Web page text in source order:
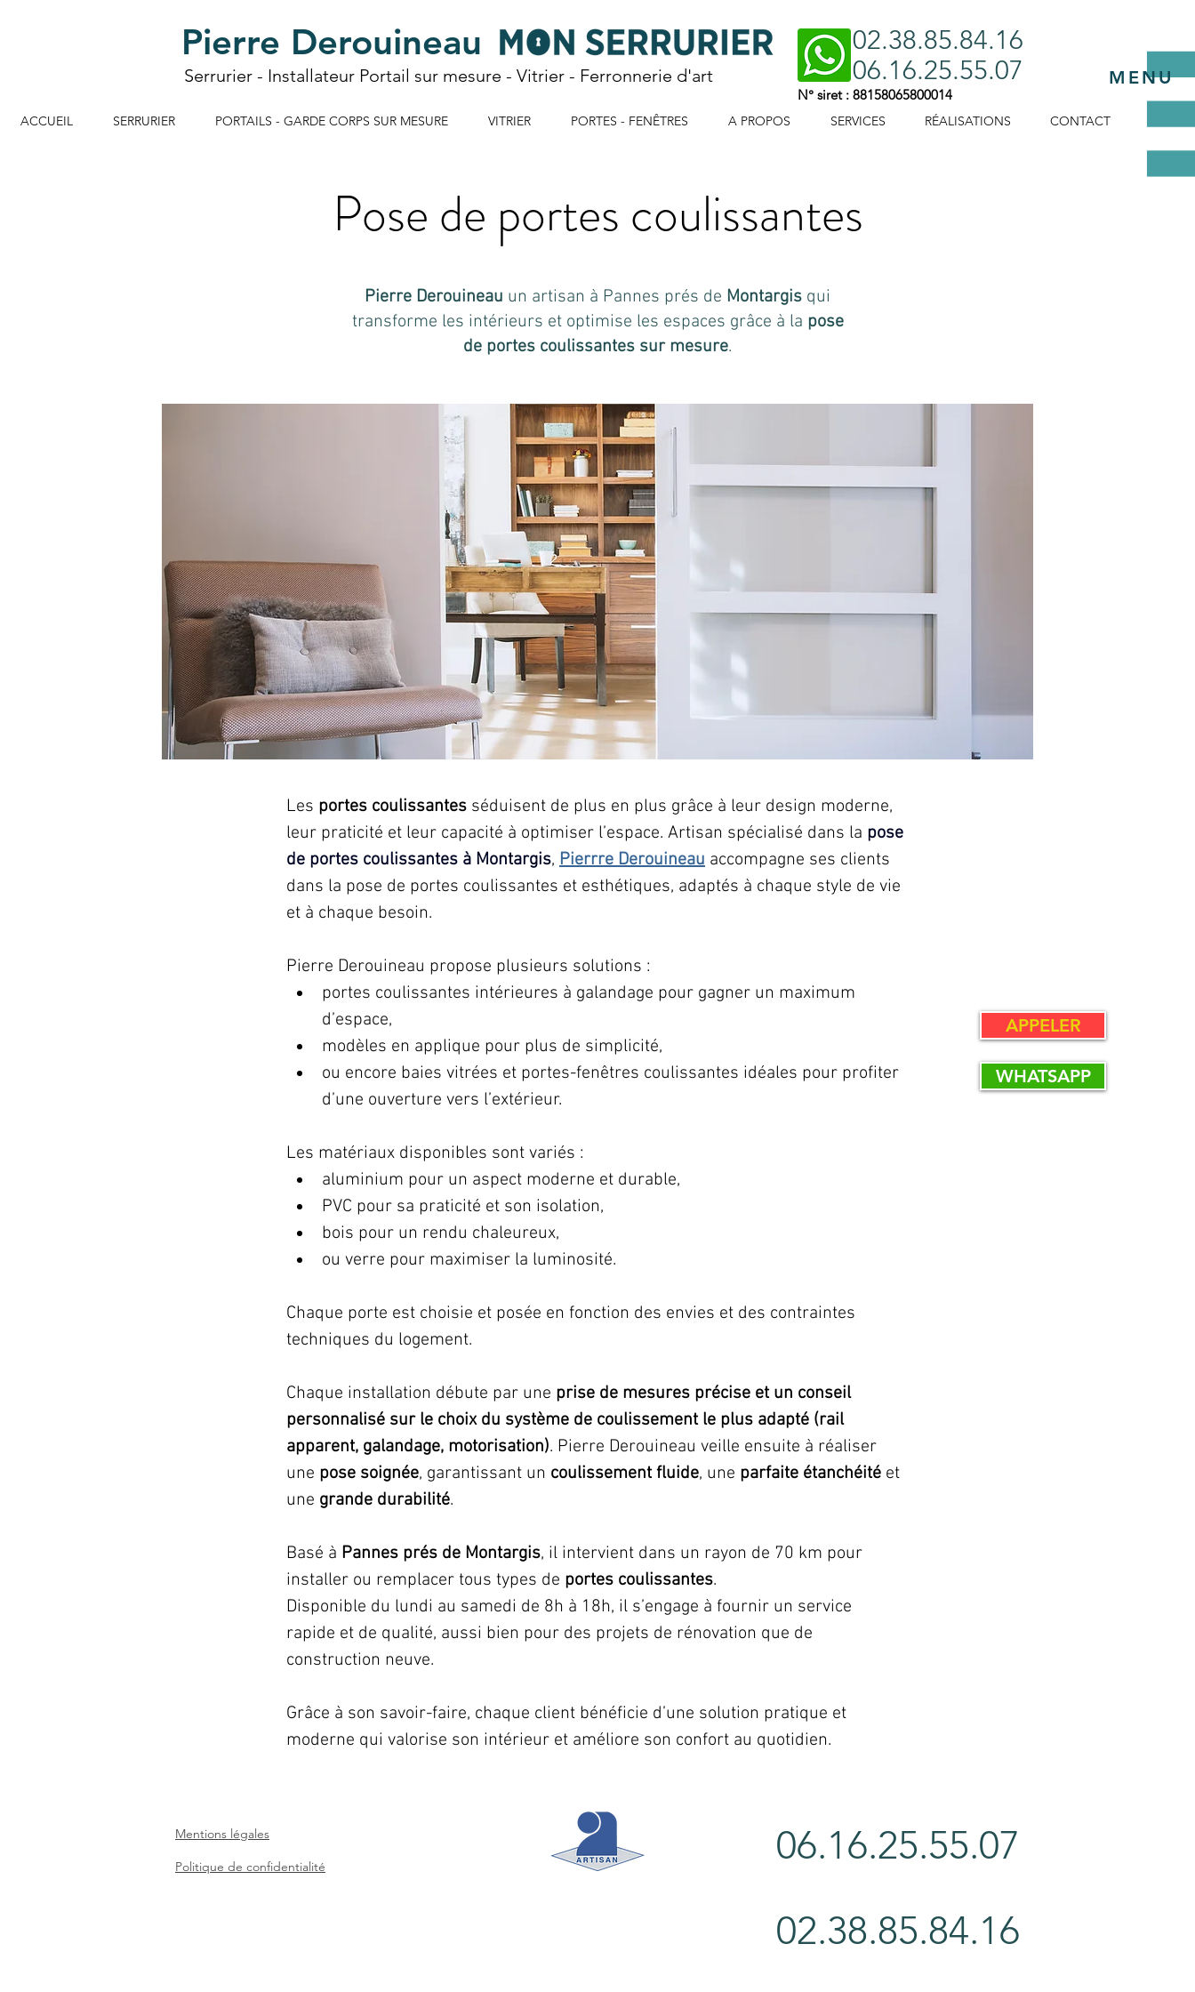
MENU
Pierre Derouineau
Serrurier - Installateur Portail sur mesure - Vitrier - Ferronnerie d'art
02.38.85.84.16
06.16.25.55.07
N° siret : 88158065800014
ACCUEIL SERRURIER PORTAILS - GARDE CORPS SUR MESURE VITRIER PORTES - FENÊTRES A PROPOS SERVICES RÉALISATIONS CONTACT
APPELER
WHATSAPP
Pose de portes coulissantes
Pierre Derouineau un artisan à Pannes prés de Montargis qui
transforme les intérieurs et optimise les espaces grâce à la pose
de portes coulissantes sur mesure.
Les portes coulissantes séduisent de plus en plus grâce à leur design moderne,
leur praticité et leur capacité à optimiser l’espace. Artisan spécialisé dans la pose
de portes coulissantes à Montargis, Pierrre Derouineau accompagne ses clients
dans la pose de portes coulissantes et esthétiques, adaptés à chaque style de vie
et à chaque besoin.
Pierre Derouineau propose plusieurs solutions :
portes coulissantes intérieures à galandage pour gagner un maximum
d’espace,
modèles en applique pour plus de simplicité,
ou encore baies vitrées et portes-fenêtres coulissantes idéales pour profiter
d’une ouverture vers l’extérieur.
Les matériaux disponibles sont variés :
aluminium pour un aspect moderne et durable,
PVC pour sa praticité et son isolation,
bois pour un rendu chaleureux,
ou verre pour maximiser la luminosité.
Chaque porte est choisie et posée en fonction des envies et des contraintes
techniques du logement.
Chaque installation débute par une prise de mesures précise et un conseil
personnalisé sur le choix du système de coulissement le plus adapté (rail
apparent, galandage, motorisation). Pierre Derouineau veille ensuite à réaliser
une pose soignée, garantissant un coulissement fluide, une parfaite étanchéité et
une grande durabilité.
Basé à Pannes prés de Montargis, il intervient dans un rayon de 70 km pour
installer ou remplacer tous types de portes coulissantes.
Disponible du lundi au samedi de 8h à 18h, il s’engage à fournir un service
rapide et de qualité, aussi bien pour des projets de rénovation que de
construction neuve.
Grâce à son savoir-faire, chaque client bénéficie d’une solution pratique et
moderne qui valorise son intérieur et améliore son confort au quotidien.
Mentions légales
Politique de confidentialité
06.16.25.55.07
02.38.85.84.16